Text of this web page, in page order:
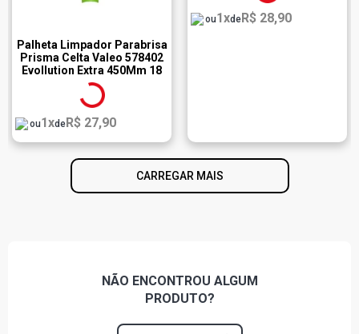
Palheta Limpador Parabrisa
Prisma Celta Valeo 578402
Evollution Extra 450Mm 18
Polegadas
ou1xdeR$ 27,90
ou1xdeR$ 28,90
CARREGAR MAIS
NÃO ENCONTROU ALGUM
PRODUTO?